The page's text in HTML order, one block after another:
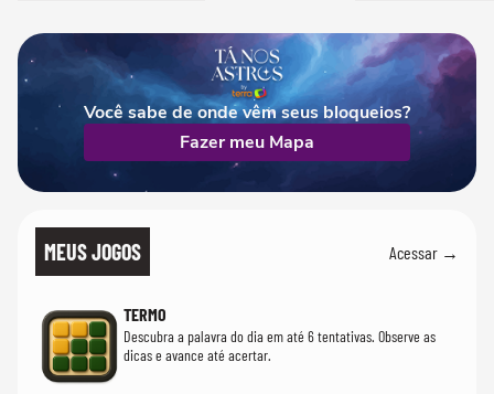
Você sabe de onde vêm seus bloqueios?
Fazer meu Mapa
MEUS JOGOS Acessar →
TERMO
Descubra a palavra do dia em até 6 tentativas. Observe as
dicas e avance até acertar.